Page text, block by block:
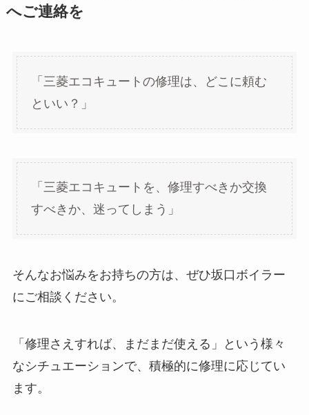
へご連絡を
「三菱エコキュートの修理は、どこに頼む
といい？」
「三菱エコキュートを、修理すべきか交換
すべきか、迷ってしまう」
そんなお悩みをお持ちの方は、ぜひ坂口ボイラー
にご相談ください。
「修理さえすれば、まだまだ使える」という様々
なシチュエーションで、積極的に修理に応じてい
ます。